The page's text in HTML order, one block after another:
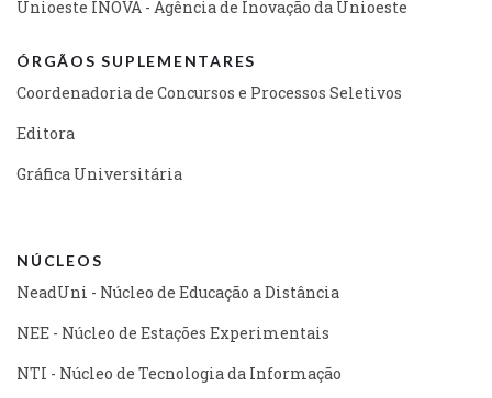
Unioeste INOVA - Agência de Inovação da Unioeste
ÓRGÃOS SUPLEMENTARES
Coordenadoria de Concursos e Processos Seletivos
Editora
Gráfica Universitária
NÚCLEOS
NeadUni - Núcleo de Educação a Distância
NEE - Núcleo de Estações Experimentais
NTI - Núcleo de Tecnologia da Informação